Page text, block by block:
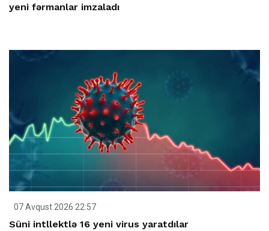
yeni fərmanlar imzaladı
07 Avqust 2026 22:57
Süni intllektlə 16 yeni virus yaratdılar